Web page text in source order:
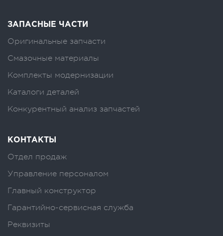
ЗАПАСНЫЕ ЧАСТИ
Оригинальные запчасти
Смазочные материалы
Комплекты модернизации
Каталоги деталей
Конкурентный анализ запчастей
КОНТАКТЫ
Отдел продаж
Управление персоналом
Главный конструктор
Гарантийно-сервисная служба
Реквизиты